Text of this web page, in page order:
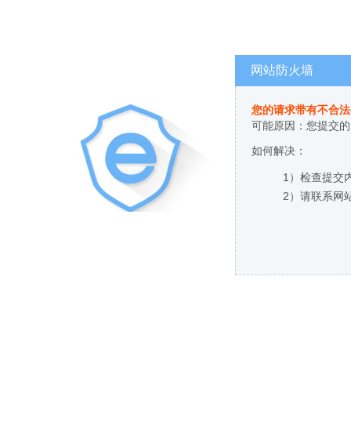
网站防火墙
您的请求带有不合
可能原因：您提交
如何解决：
1）检查提交
2）请联系网